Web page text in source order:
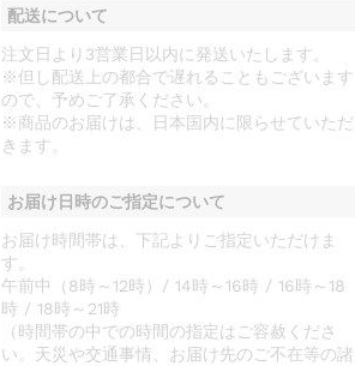
配送について
注文日より3営業日以内に発送いたします。
※但し配送上の都合で遅れることもございます
ので、予めご了承ください。
※商品のお届けは、日本国内に限らせていただ
きます。
お届け日時のご指定について
お届け時間帯は、下記よりご指定いただけま
す。
午前中（8時～12時）/ 14時～16時 / 16時～18
時 / 18時～21時
（時間帯の中での時間の指定はご容赦くださ
い。天災や交通事情、お届け先のご不在等の諸